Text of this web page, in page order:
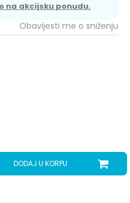
na akcijsku ponudu.
Obavijesti me o sniženju
DODAJ U KORPU